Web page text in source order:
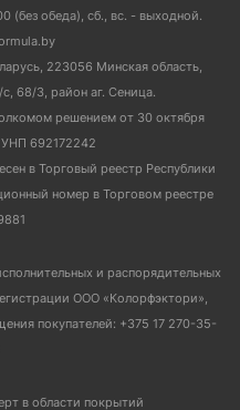
(без обеда), сб., вс. - выходной.
223056 Минская область,
68/3, район аг. Сеница.
решением от 30 октября
692172242
в Торговый реестр Республики
номер в Торговом реестре
и распорядительных
ООО «Колорфэктори»,
покупателей: +375 17 270-35-
в области покрытий